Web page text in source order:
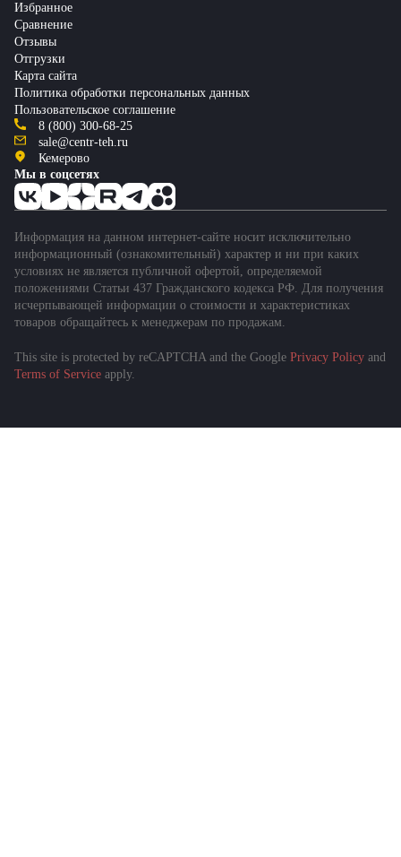
Избранное
Сравнение
Отзывы
Отгрузки
Карта сайта
Политика обработки персональных данных
Пользовательское соглашение
8 (800) 300-68-25
sale@centr-teh.ru
Кемерово
Мы в соцсетях
Информация на данном интернет-сайте носит исключительно
информационный (ознакомительный) характер и ни при каких
условиях не является публичной офертой, определяемой
положениями Статьи 437 Гражданского кодекса РФ. Для получения
исчерпывающей информации о стоимости и характеристиках
товаров обращайтесь к менеджерам по продажам.
This site is protected by reCAPTCHA and the Google Privacy Policy and
Terms of Service apply.